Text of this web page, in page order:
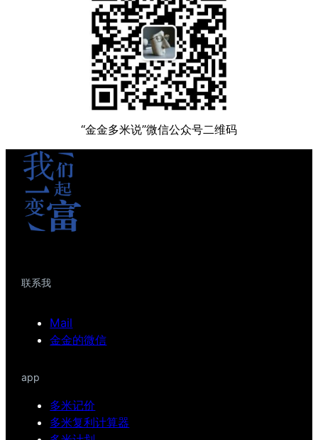
“金金多米说”微信公众号二维码
联系我
Mail
金金的微信
app
多米记价
多米复利计算器